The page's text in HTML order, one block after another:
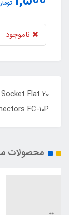
ناموجود
Socket Flat
FC-10P
محصولات